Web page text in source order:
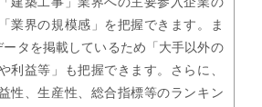
業界の規模感」を把握できます。ま
タを掲載しているため「大手以外の
利益等」も把握できます。さらに、
性、生産性、総合指標等のランキン